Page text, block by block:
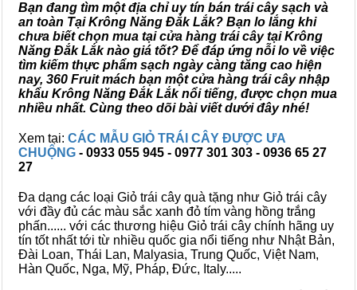
Bạn đang tìm một địa chỉ uy tín bán trái cây sạch và
an toàn Tại Krông Năng Đắk Lắk? Bạn lo lắng khi
chưa biết chọn mua tại cửa hàng trái cây tại Krông
Năng Đắk Lắk nào giá tốt? Để đáp ứng nỗi lo về việc
tìm kiếm thực phẩm sạch ngày càng tăng cao hiện
nay, 360 Fruit mách bạn một cửa hàng trái cây nhập
khẩu Krông Năng Đắk Lắk nổi tiếng, được chọn mua
nhiều nhất. Cùng theo dõi bài viết dưới đây nhé!
Xem tại: CÁC MẪU GIỎ TRÁI CÂY ĐƯỢC ƯA
CHUỘNG - 0933 055 945 - 0977 301 303 - 0936 65 27
27
Đa dạng các loại Giỏ trái cây quà tặng như Giỏ trái cây
với đầy đủ các màu sắc xanh đỏ tím vàng hồng trắng
phấn...... với các thương hiệu Giỏ trái cây chính hãng uy
tín tốt nhất tới từ nhiều quốc gia nổi tiếng như Nhật Bản,
Đài Loan, Thái Lan, Malyasia, Trung Quốc, Việt Nam,
Hàn Quốc, Nga, Mỹ, Pháp, Đức, Italy.....